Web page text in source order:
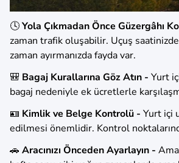
🕓Yola Çıkmadan Önce Güzergâhı
zaman trafik oluşabilir. Uçuş
zaman ayırmanızda fayda var.
🎒 Bagaj Kurallarına Göz Atın - Yurt
bagaj nedeniyle ek ücretlerle
🪪 Kimlik ve Belge Kontrolü - Yurt içi
edilmesi önemlidir. Kontrol
🚗 Aracınızı Önceden Ayarlayın -